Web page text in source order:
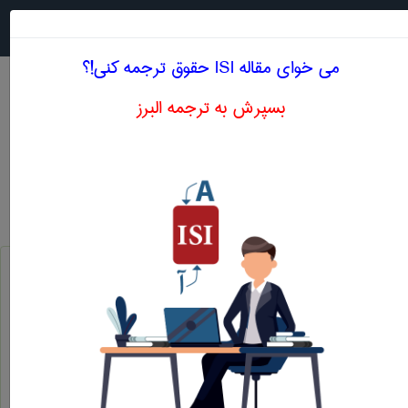
son inlaw
می خوای مقاله ISI حقوق ترجمه کنی!؟
بسپرش به ترجمه البرز